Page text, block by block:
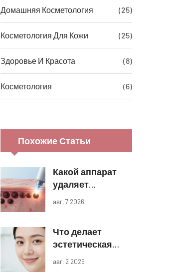
Домашняя Косметология (25)
Косметология Для Кожи (25)
Здоровье И Красота (8)
Косметология (6)
Похожие Статьи
Какой аппарат
удаляет
пигментные
авг, 7 2026
Что делает
эстетическая
косметология:
авг, 2 2026